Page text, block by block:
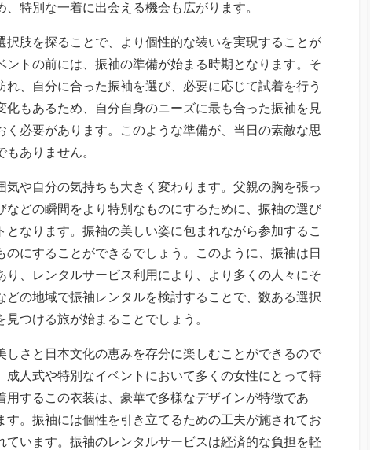
特別な一着に出会える機会も広がります。
択肢を探ることで、より個性的な装いを実現することが
トの前には、振袖の準備が始まる時期となります。そ
、自分に合った振袖を選び、必要に応じて試着を行う
化もあるため、自分自身のニーズに最も合った振袖を見
必要があります。このような準備が、当日の素敵な思
ありません。
や自分の気持ちも大きく変わります。父親の胸を張っ
どの瞬間をより特別なものにするために、振袖の選び
なります。振袖の美しい姿に包まれながら参加するこ
にすることができるでしょう。このように、振袖は日
、レンタルサービス利用により、より多くの人々にそ
の地域で振袖レンタルを検討することで、数ある選択
つける旅が始まることでしょう。
さと日本文化の恵みを存分に楽しむことができるので
人式や特別なイベントにおいて多くの女性にとって特
するこの衣装は、豪華で多様なデザインが特徴であ
す。振袖には個性を引き立てるための工夫が施されてお
ています。振袖のレンタルサービスは経済的な負担を軽